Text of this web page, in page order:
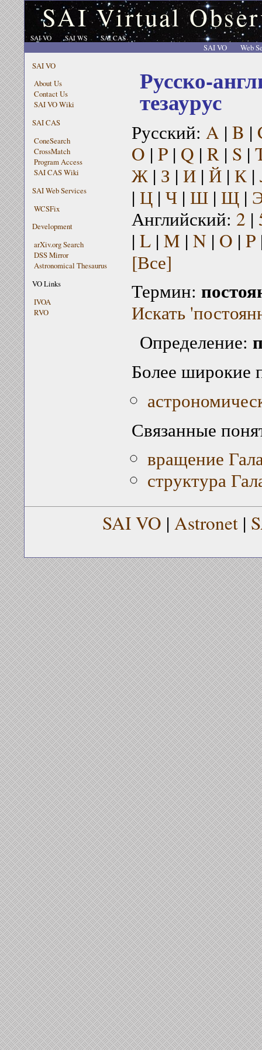
SAI Virtual
SAI VO SAI WS SAI CAS
SAI VO
Web
SAI VO
About Us
Contact Us
SAI VO Wiki
SAI CAS
ConeSearch
CrossMatch
Program Access
SAI CAS Wiki
SAI Web Services
WCSFix
Development
arXiv.org Search
DSS Mirror
Astronomical Thesaurus
VO Links
IVOA
RVO
Русско-
тезаурус
Русский: A | B |
O | P| Q | R| S |
Ж| З | И| Й| К|
| Ц| Ч| Ш| Щ|
Английский: 2 |
| L| M | N | O | P
[Все]
Термин:
Искать
Определение:
Более широкие
Связанные
вращение
структура
SAI VO | Astronet |